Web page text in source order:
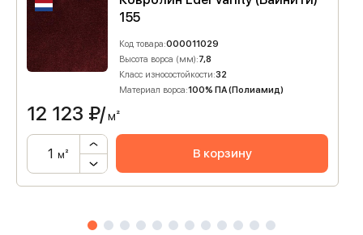
155
Код товара:000011029
Высота ворса (мм):7,8
Класс износостойкости:32
Материал ворса:100% ПА (Полиамид)
12 123 ₽/м²
м² В корзину